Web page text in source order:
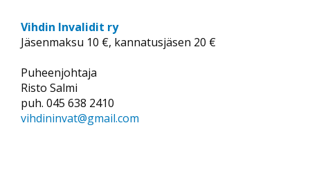
Vihdin Invalidit ry
Jäsenmaksu 10 €, kannatusjäsen 20 €
Puheenjohtaja
Risto Salmi
puh. 045 638 2410
vihdininvat@gmail.com